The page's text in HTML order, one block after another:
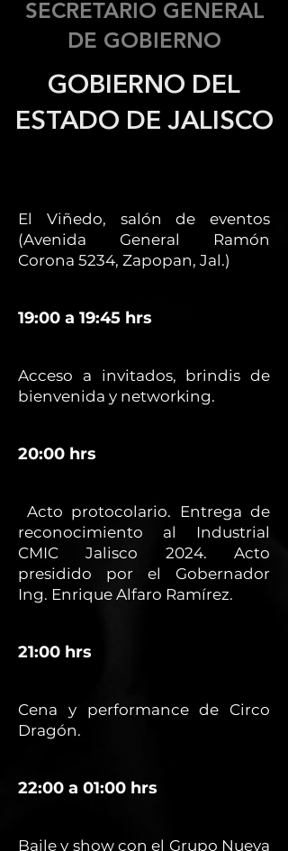
SECRETARIO GENERAL
DE GOBIERNO
GOBIERNO DEL
ESTADO DE JALISCO
El Viñedo, salón de eventos
(Avenida General Ramón
Corona 5234, Zapopan, Jal.)
19:00 a 19:45 hrs
Acceso a invitados, brindis de
bienvenida y networking.
20:00 hrs
Acto protocolario. Entrega de
reconocimiento al Industrial
CMIC Jalisco 2024. Acto
presidido por el Gobernador
Ing. Enrique Alfaro Ramírez.
21:00 hrs
Cena y performance de Circo
Dragón.
22:00 a 01:00 hrs
Baile y show con el Grupo Nueva